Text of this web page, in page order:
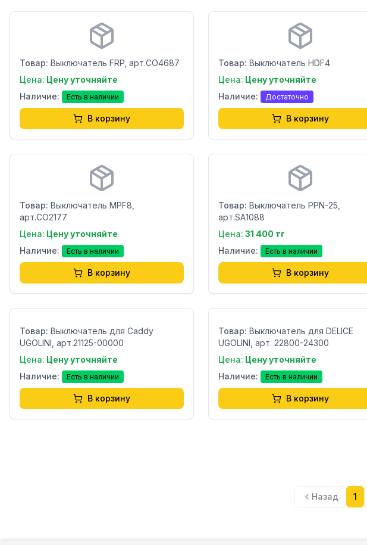
Товар: Выключатель FRP, арт.CO4687
Цена: Цену уточняйте
Наличие:
Есть в наличии
В корзину
Товар: Выключатель HDF4
Цена: Цену уточняйте
Наличие:
Достаточно
В корзину
Товар: Выключатель MPF8,
арт.CO2177
Цена: Цену уточняйте
Наличие:
Есть в наличии
В корзину
Товар: Выключатель PPN-25,
арт.SA1088
Цена: 31 400 тг
Наличие:
Есть в наличии
В корзину
Бренд:
Товар: Выключатель для Caddy
UGOLINI, арт.21125-00000
Цена: Цену уточняйте
Наличие:
Есть в наличии
В корзину
Бренд:
Товар: Выключатель для DELICE
UGOLINI, арт. 22800-24300
Цена: Цену уточняйте
Наличие:
Есть в наличии
В корзину
Назад 1